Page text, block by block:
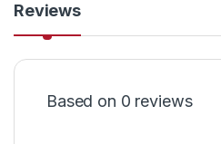
Reviews
Based on 0 reviews